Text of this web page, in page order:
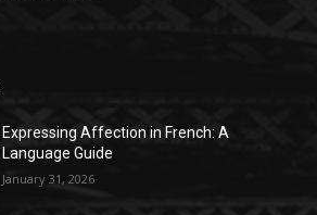
Expressing Affection in French: A
Language Guide
January 31, 2026